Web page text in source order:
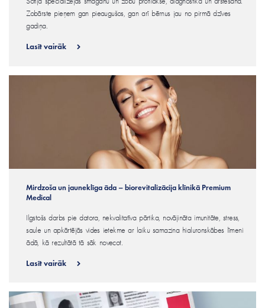
Zobārste pieņem gan pieaugušos, gan arī bērnus jau no pirmā dzīves
gadiņa.
Lasīt vairāk
Mirdzoša un jauneklīga āda – biorevitalizācija klīnikā Premium
Medical
Ilgstošs darbs pie datora, nekvalitatīva pārtika, novājināta imunitāte, stress,
saule un apkārtējās vides ietekme ar laiku samazina hialuronskābes līmeni
ādā, kā rezultātā tā sāk novecot.
Lasīt vairāk